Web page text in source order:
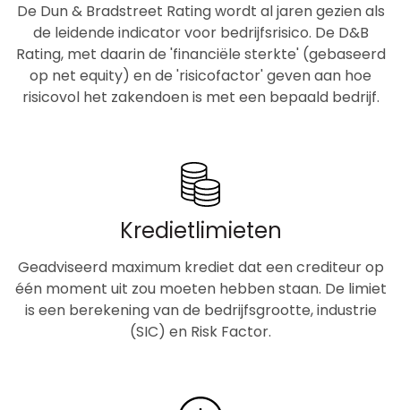
De Dun & Bradstreet Rating wordt al jaren gezien als
de leidende indicator voor bedrijfsrisico. De D&B
Rating, met daarin de 'financiële sterkte' (gebaseerd
op net equity) en de 'risicofactor' geven aan hoe
risicovol het zakendoen is met een bepaald bedrijf.
Kredietlimieten
Geadviseerd maximum krediet dat een crediteur op
één moment uit zou moeten hebben staan. De limiet
is een berekening van de bedrijfsgrootte, industrie
(SIC) en Risk Factor.